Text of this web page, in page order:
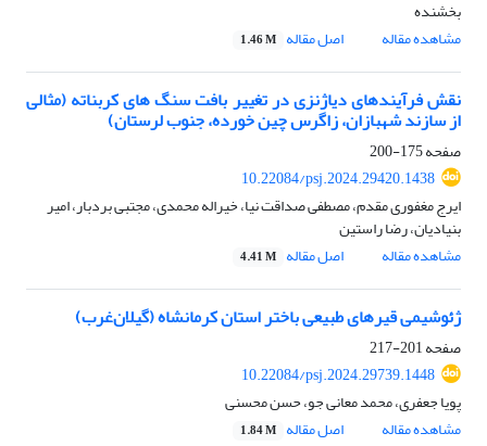
بخشنده
مشاهده مقاله
اصل مقاله 1.46 M
نقش فرآیندهای دیاژنزی در تغییر بافت سنگ های کربناته (مثالی
از سازند شهبازان، زاگرس چین خورده، جنوب لرستان)
صفحه175-200
10.22084/psj.2024.29420.1438
ایرج مغفوری مقدم، مصطفی صداقت نیا، خیراله محمدی، مجتبی بردبار، امیر
بنیادیان، رضا راستین
مشاهده مقاله
اصل مقاله 4.41 M
ژئوشیمی قیرهای طبیعی باختر استان کرمانشاه (گیلان‌غرب)
صفحه201-217
10.22084/psj.2024.29739.1448
پویا جعفری، محمد معانی جو، حسن محسنی
مشاهده مقاله
اصل مقاله 1.84 M